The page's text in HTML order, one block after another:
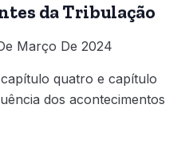
da Tribulação
Março De 2024
quatro e capítulo
dos acontecimentos